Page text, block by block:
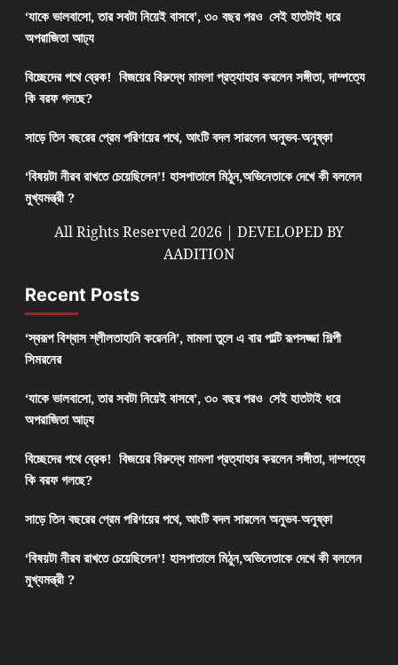
‘যাকে ভালবাসো, তার সবটা নিয়েই বাসবে’, ৩০ বছর পরও সেই হাতটাই ধরে
অপরাজিতা আঢ্য
বিচ্ছেদের পথে ব্রেক! বিজয়ের বিরুদ্ধে মামলা প্রত্যাহার করলেন সঙ্গীতা, দাম্পত্যে
কি বরফ গলছে?
সাড়ে তিন বছরের প্রেম পরিণয়ের পথে, আংটি বদল সারলেন অনুভব-অনুষ্কা
‘বিষয়টা নীরব রাখতে চেয়েছিলেন’! হাসপাতালে মিঠুন,অভিনেতাকে দেখে কী বললেন
মুখ্যমন্ত্রী ?
All Rights Reserved 2026 | DEVELOPED BY
AADITION
Recent Posts
‘স্বরূপ বিশ্বাস শ্লীলতাহানি করেননি’, মামলা তুলে এ বার পাল্টি রূপসজ্জা শিল্পী
সিমরনের
‘যাকে ভালবাসো, তার সবটা নিয়েই বাসবে’, ৩০ বছর পরও সেই হাতটাই ধরে
অপরাজিতা আঢ্য
বিচ্ছেদের পথে ব্রেক! বিজয়ের বিরুদ্ধে মামলা প্রত্যাহার করলেন সঙ্গীতা, দাম্পত্যে
কি বরফ গলছে?
সাড়ে তিন বছরের প্রেম পরিণয়ের পথে, আংটি বদল সারলেন অনুভব-অনুষ্কা
‘বিষয়টা নীরব রাখতে চেয়েছিলেন’! হাসপাতালে মিঠুন,অভিনেতাকে দেখে কী বললেন
মুখ্যমন্ত্রী ?